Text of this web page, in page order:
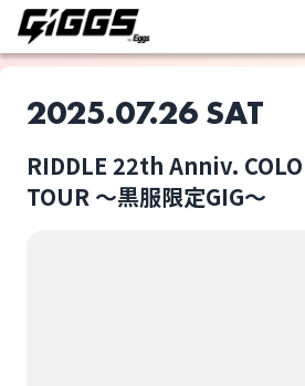
2025.07.26 SAT
RIDDLE 22th Anniv.
TOUR 〜黒服限定GIG〜
このライブの取り置きは終